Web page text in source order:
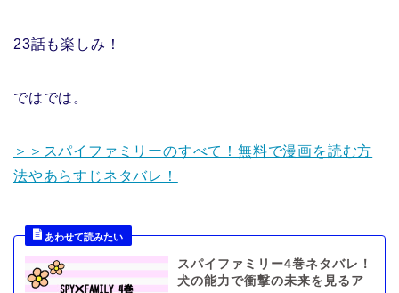
23話も楽しみ！
ではでは。
＞＞スパイファミリーのすべて！無料で漫画を読む方
法やあらすじネタバレ！
スパイファミリー4巻ネタバレ！
犬の能力で衝撃の未来を見るア